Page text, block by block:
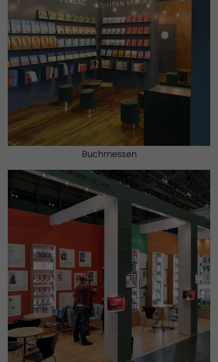
Buchmessen